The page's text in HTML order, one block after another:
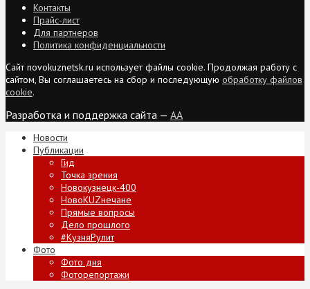
Контакты
Прайс-лист
Для партнеров
Политика конфиденциальности
Сайт novokuznetsk.ru использует файлы cookie. Продолжая работу с
сайтом, Вы соглашаетесь на сбор и последующую обработку файлов
cookie.
Разработка и поддержка сайта — AA
Новости
Публикации
Гид
Точка зрения
Новокузнецк-400
НовоKUZнечане
Прямые вопросы
Дело прошлого
#КузняРулит
Фото
Фото дня
Фоторепортажи